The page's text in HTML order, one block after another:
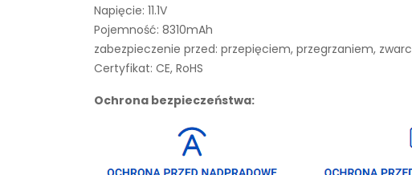
Napięcie: 11.1V
Pojemność: 8310mAh
zabezpieczenie przed: przepięciem, przegrzaniem,
Certyfikat: CE, RoHS
Ochrona bezpieczeństwa: